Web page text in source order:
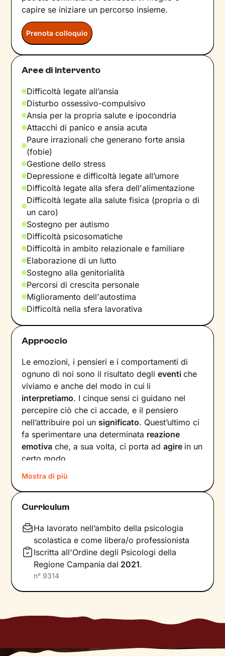
capire se iniziare un percorso insieme.
Prenota colloquio
Aree di intervento
Difficoltà legate all’ansia
Disturbo ossessivo-compulsivo
Ansia per la propria salute e ipocondria
Attacchi di panico e ansia acuta
Paure irrazionali che generano forte ansia
(fobie)
Gestione dello stress
Depressione e difficoltà legate all’umore
Difficoltà legate alla sfera dell'alimentazione
Difficoltà legate alla salute fisica (propria o di
un caro)
Sostegno per autismo
Difficoltà psicosomatiche
Difficoltà in ambito relazionale e familiare
Elaborazione di un lutto
Sostegno alla genitorialità
Percorsi di crescita personale
Miglioramento dell'autostima
Difficoltà nella sfera lavorativa
Approccio
Le emozioni, i pensieri e i comportamenti di
ognuno di noi sono il risultato deglieventiche
viviamo e anche del modo in cui li
interpretiamo. I cinque sensi ci guidano nel
percepire ciò che ci accade, e il pensiero
nell’attribuire poi un significato. Quest’ultimo ci
fa sperimentare una determinata reazione
emotiva che, a sua volta, ci porta adagire in un
certo modo.
Col passare del tempo possono crearsi circoli
virtuosi ma anche viziosi, che ci allontanano dal
benessere e dalla persona che vorremmo
andando aintervenire su pensieri e
comportamenti in modo da innescare un
cambiamento positivo.
Nei nostri incontri andremo prima di tutto a
consapevolezza, ci dedicheremo a un
Mostra di più
Curriculum
Ha lavorato nell’ambito della psicologia
scolastica e come libera/o professionista
Iscritta all'Ordine degli Psicologi della
Regione Campania dal 2021.
n° 9314